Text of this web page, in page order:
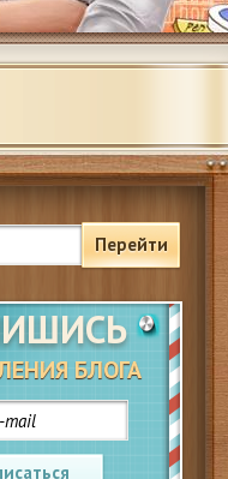
Перейти
БЛОГА